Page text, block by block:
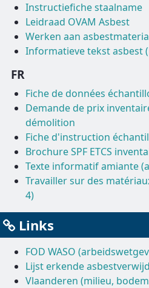
Instructiefiche staalname
Leidraad OVAM Asbest
Werken aan
Informatieve tekst asbest
FR
Fiche de données
Demande de prix
démolition
Fiche d'instruction
Brochure SPF ETCS
Texte informatif amiante
Travailler sur des
4)
Links
FOD WASO
Lijst erkende
Vlaanderen (milieu,